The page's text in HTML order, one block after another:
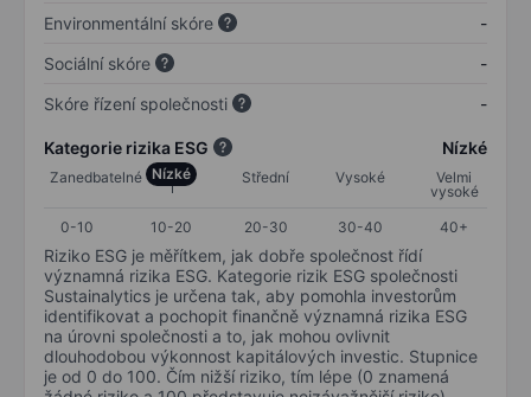
Environmentální skóre
-
Sociální skóre
-
Skóre řízení společnosti
-
Kategorie rizika ESG Nízké
Zanedbatelné Nízké Střední Vysoké
Velmi
vysoké
0-10
10-20 20-30 30-40 40+
Riziko ESG je měřítkem, jak dobře společnost řídí
významná rizika ESG. Kategorie rizik ESG společnosti
Sustainalytics je určena tak, aby pomohla investorům
identifikovat a pochopit finančně významná rizika ESG
na úrovni společnosti a to, jak mohou ovlivnit
dlouhodobou výkonnost kapitálových investic. Stupnice
je od 0 do 100. Čím nižší riziko, tím lépe (0 znamená